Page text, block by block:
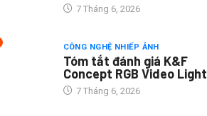
7 Tháng 6, 2026
CÔNG NGHỆ NHIẾP ẢNH
Tóm tắt đánh giá K&F
Concept RGB Video Light
7 Tháng 6, 2026